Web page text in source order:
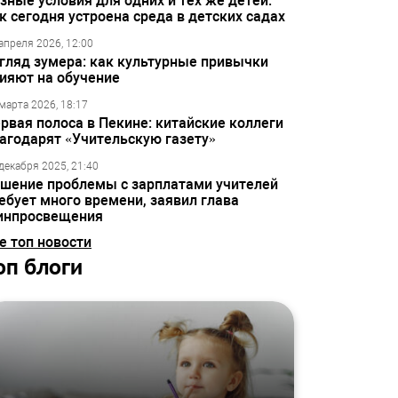
сегодня устроена среда в детских садах
2026, 12:00
зумера: как культурные привычки
на обучение
2026, 18:17
полоса в Пекине: китайские коллеги
«Учительскую газету»
2025, 21:40
проблемы с зарплатами учителей
много времени, заявил глава
топ новости
блоги